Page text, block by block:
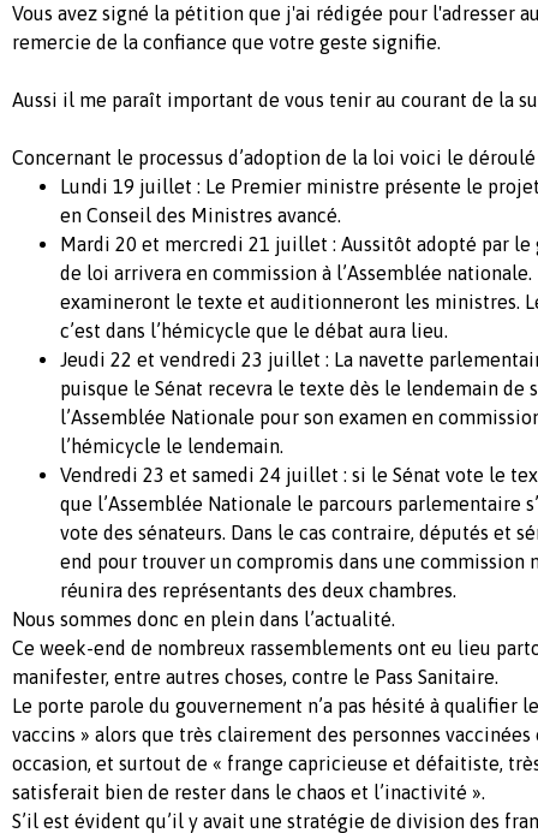
Vous avez signé la pétition que j'ai rédigée pour l'adresser
remercie de la confiance que votre geste signifie.
Aussi il me paraît important de vous tenir au courant de la
Concernant le processus d’adoption de la loi voici le
Lundi 19 juillet : Le Premier ministre présente le
en Conseil des Ministres avancé.
Mardi 20 et mercredi 21 juillet : Aussitôt adopté par
de loi arrivera en commission à l’Assemblée
examineront le texte et auditionneront les ministres.
c’est dans l’hémicycle que le débat aura lieu.
Jeudi 22 et vendredi 23 juillet : La navette
puisque le Sénat recevra le texte dès le lendemain de
l’Assemblée Nationale pour son examen en
l’hémicycle le lendemain.
Vendredi 23 et samedi 24 juillet : si le Sénat vote le
que l’Assemblée Nationale le parcours parlementaire
vote des sénateurs. Dans le cas contraire, députés et
end pour trouver un compromis dans une commission
réunira des représentants des deux chambres.
Nous sommes donc en plein dans l’actualité.
Ce week-end de nombreux rassemblements ont eu lieu
manifester, entre autres choses, contre le Pass Sanitaire.
Le porte parole du gouvernement n’a pas hésité à qualifier
vaccins » alors que très clairement des personnes
occasion, et surtout de « frange capricieuse et défaitiste,
satisferait bien de rester dans le chaos et l’inactivité ».
S’il est évident qu’il y avait une stratégie de division des